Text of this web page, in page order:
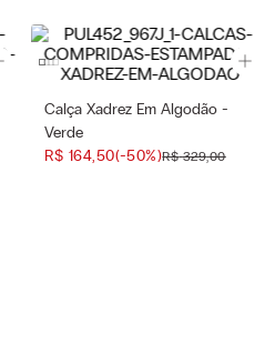
Calça Xadrez Em Algodão -
Verde
R$ 164,50(-50%)R$ 329,00